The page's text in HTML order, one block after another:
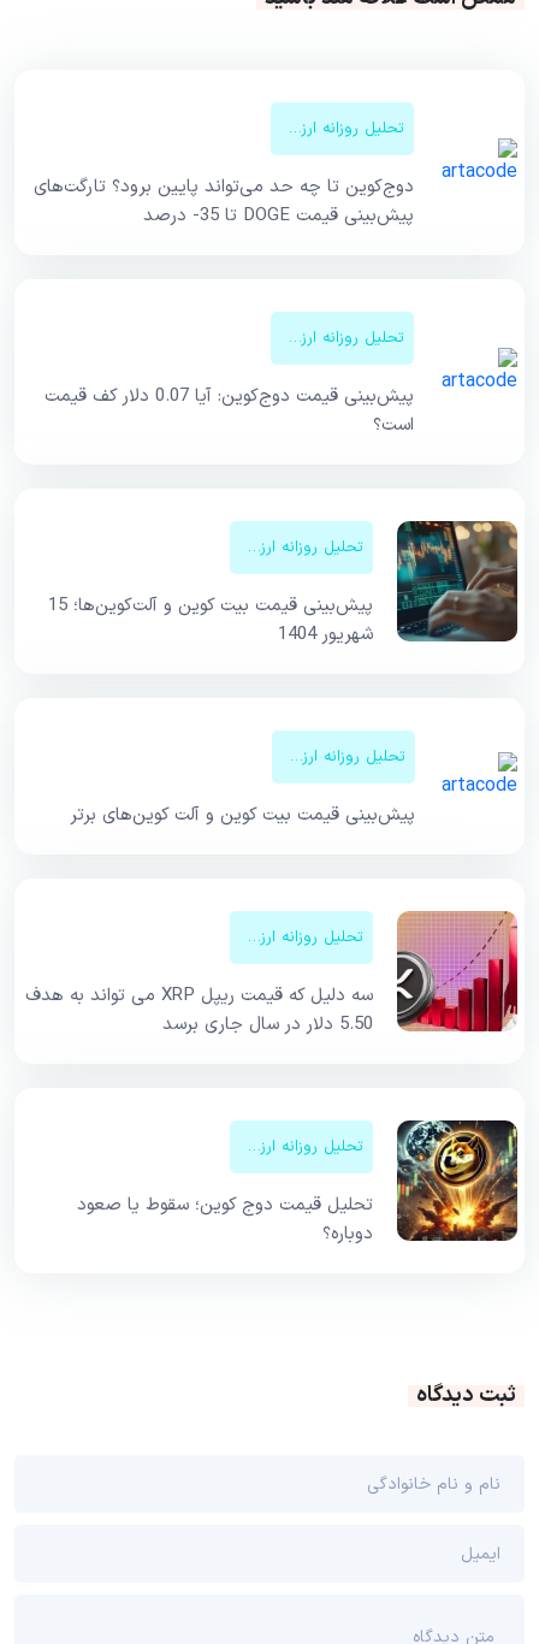
تحلیل روزانه ارزهای دیجیتال
دوج‌کوین تا چه حد می‌تواند پایین برود؟ تارگت‌های
پیش‌بینی قیمت DOGE تا 35- درصد
تحلیل روزانه ارزهای دیجیتال
پیش‌بینی قیمت دوج‌کوین: آیا 0.07 دلار کف قیمت
است؟
تحلیل روزانه ارزهای دیجیتال
پیش‌بینی قیمت بیت کوین و آلت‌کوین‌ها؛ 15
شهریور 1404
تحلیل روزانه ارزهای دیجیتال
پیش‌بینی قیمت‌ بیت کوین و آلت کوین‌های برتر
تحلیل روزانه ارزهای دیجیتال
سه دلیل که قیمت ریپل XRP می تواند به هدف
5.50 دلار در سال جاری برسد
تحلیل روزانه ارزهای دیجیتال
تحلیل قیمت دوج کوین؛ سقوط یا صعود
دوباره؟
ثبت دیدگاه